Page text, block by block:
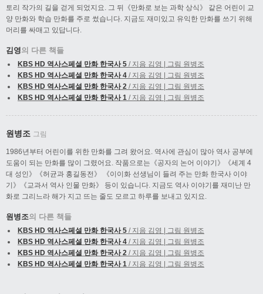
토리 작가의 길을 걷게 되었지요. 그 뒤《만화로 보는 과학 상식》 같은 어린이 교
양 만화와 학습 만화를 주로 썼습니다. 지금도 재미있고 유익한 만화를 쓰기 위해
머리를 싸매고 있답니다.
김영의 다른 책들
KBS HD 역사스페셜 만화 한국사 5 / 지음 김영 | 그림 원병조
KBS HD 역사스페셜 만화 한국사 4 / 지음 김영 | 그림 원병조
KBS HD 역사스페셜 만화 한국사 2 / 지음 김영 | 그림 원병조
KBS HD 역사스페셜 만화 한국사 1 / 지음 김영 | 그림 원병조
원병조 그림
1986년부터 어린이를 위한 만화를 그려 왔어요. 역사에 관심이 많아 역사 공부에
도움이 되는 만화를 많이 그렸어요. 작품으로는《공자의 논어 이야기》《세계 4
대 성인》《허균과 홍길동전》 《이이화 선생님이 들려 주는 만화 한국사 이야
기》《교과서 역사 인물 만화》 등이 있습니다. 지금도 역사 이야기를 재미난 만
화로 그리느라 해가 지고 뜨는 줄도 모르고 하루를 보내고 있지요.
원병조의 다른 책들
KBS HD 역사스페셜 만화 한국사 5 / 지음 김영 | 그림 원병조
KBS HD 역사스페셜 만화 한국사 4 / 지음 김영 | 그림 원병조
KBS HD 역사스페셜 만화 한국사 2 / 지음 김영 | 그림 원병조
KBS HD 역사스페셜 만화 한국사 1 / 지음 김영 | 그림 원병조